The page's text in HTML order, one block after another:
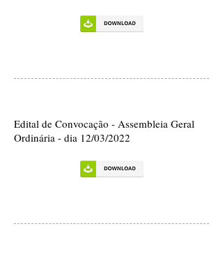
Edital de Convocação - Assembleia Geral
Ordinária - dia 12/03/2022